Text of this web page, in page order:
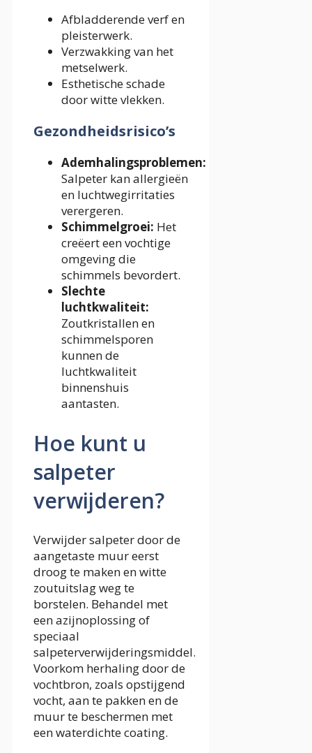
Afbladderende verf en
pleisterwerk.
Verzwakking van het
metselwerk.
Esthetische schade
door witte vlekken.
Gezondheidsrisico’s
Ademhalingsproblemen:
Salpeter kan allergieën
en luchtwegirritaties
verergeren.
Schimmelgroei: Het
creëert een vochtige
omgeving die
schimmels bevordert.
Slechte
luchtkwaliteit:
Zoutkristallen en
schimmelsporen
kunnen de
luchtkwaliteit
binnenshuis
aantasten.
Hoe kunt u
salpeter
verwijderen?
Verwijder salpeter door de
aangetaste muur eerst
droog te maken en witte
zoutuitslag weg te
borstelen. Behandel met
een azijnoplossing of
speciaal
salpeterverwijderingsmiddel.
Voorkom herhaling door de
vochtbron, zoals opstijgend
vocht, aan te pakken en de
muur te beschermen met
een waterdichte coating.